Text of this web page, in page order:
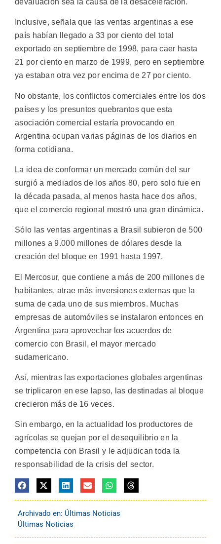
Inclusive, señala que las ventas argentinas a ese
país habían llegado a 33 por ciento del total
exportado en septiembre de 1998, para caer hasta
21 por ciento en marzo de 1999, pero en septiembre
ya estaban otra vez por encima de 27 por ciento.
No obstante, los conflictos comerciales entre los dos
países y los presuntos quebrantos que esta
asociación comercial estaría provocando en
Argentina ocupan varias páginas de los diarios en
forma cotidiana.
La idea de conformar un mercado común del sur
surgió a mediados de los años 80, pero solo fue en
la década pasada, al menos hasta hace dos años,
que el comercio regional mostró una gran dinámica.
Sólo las ventas argentinas a Brasil subieron de 500
millones a 9.000 millones de dólares desde la
creación del bloque en 1991 hasta 1997.
El Mercosur, que contiene a más de 200 millones de
habitantes, atrae más inversiones externas que la
suma de cada uno de sus miembros. Muchas
empresas de automóviles se instalaron entonces en
Argentina para aprovechar los acuerdos de
comercio con Brasil, el mayor mercado
sudamericano.
Así, mientras las exportaciones globales argentinas
se triplicaron en ese lapso, las destinadas al bloque
crecieron más de 16 veces.
Sin embargo, en la actualidad los productores de
agrícolas se quejan por el desequilibrio en la
competencia con Brasil y le adjudican toda la
responsabilidad de la crisis del sector.
Archivado en: Últimas Noticias
Últimas Noticias